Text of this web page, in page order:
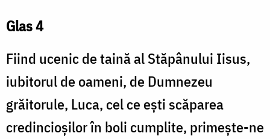
Glas 4
Fiind ucenic de taină al Stăpânului Iisus,
iubitorul de oameni, de Dumnezeu
grăitorule, Luca, cel ce ești scăparea
credincioșilor în boli cumplite, primește-ne